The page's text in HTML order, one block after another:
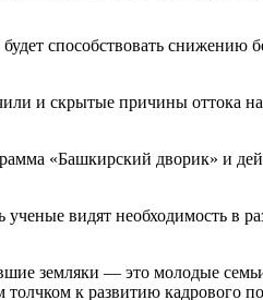
способствовать снижению
и скрытые причины оттока
«Башкирский дворик» и
видят необходимость в
земляки — это молодые
к развитию кадрового